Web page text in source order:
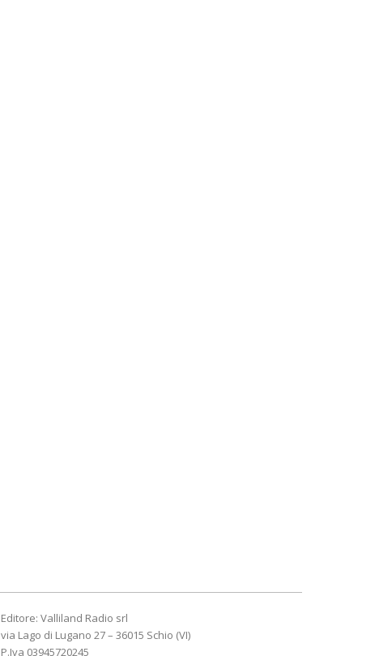
Editore: Valliland Radio srl
via Lago di Lugano 27 – 36015 Schio (VI)
P.Iva 03945720245